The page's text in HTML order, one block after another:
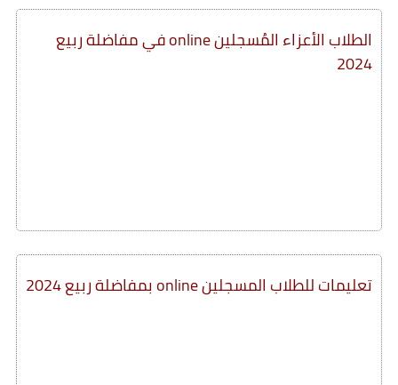
الطلاب الأعزاء المُسجلين online في مفاضلة ربيع
2024
تعليمات للطلاب المسجلين online بمفاضلة ربيع 2024